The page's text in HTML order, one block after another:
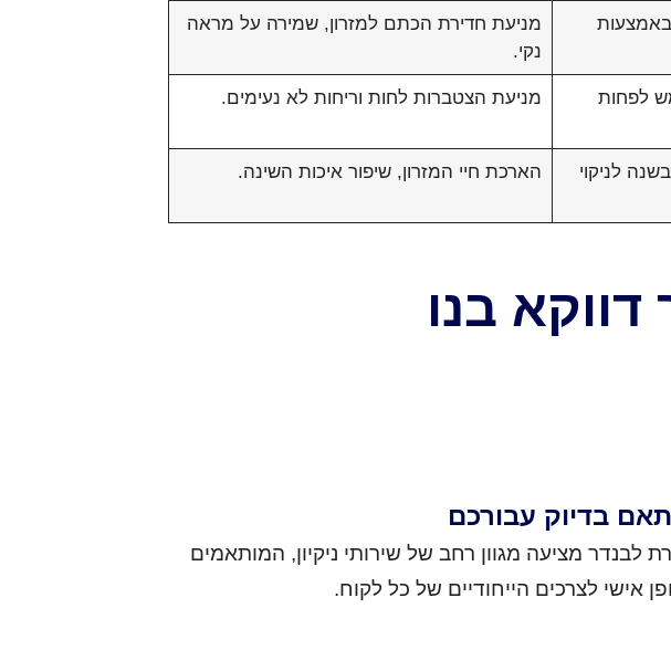
באמצעות
מניעת חדירת הכתם למזרון, שמירה על מראה
נקי.
לפחות
מניעת הצטברות לחות וריחות לא נעימים.
לניקוי
הארכת חיי המזרון, שיפור איכות השינה.
בנו
בדיוק עבורכם
לבנדר מציעה מגוון רחב של שירותי ניקיון, המותאמים
אישי לצרכים הייחודיים של כל לקוח.